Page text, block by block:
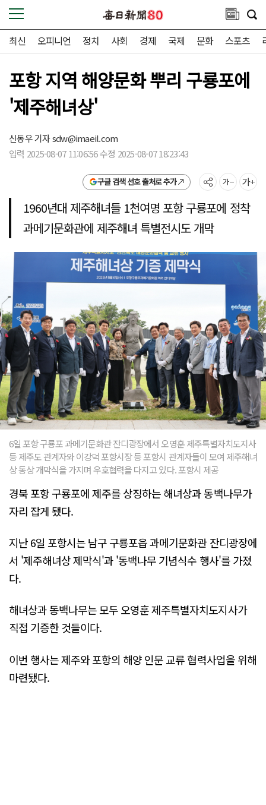
최신 오피니언 정치 사회 경제 국제 문화 스포츠
포항 지역 해양문화 뿌리 구룡포에
'제주해녀상'
신동우 기자sdw@imaeil.com
입력 2025-08-07 11:06:56 수정 2025-08-07 18:23:43
구글 검색 선호 출처로 추가
1960년대 제주해녀들 1천여명 포항 구룡포에 정착
과메기문화관에 제주해녀 특별전시도 개막
6일 포항 구룡포 과메기문화관 잔디광장에서 오영훈 제주특별자치도지사
등 제주도 관계자와 이강덕 포항시장 등 포항시 관계자들이 모여 제주해녀
상 동상 개막식을 가지며 우호협력을 다지고 있다. 포항시 제공
경북 포항 구룡포에 제주를 상징하는 해녀상과 동백나무가
자리 잡게 됐다.
지난 6일 포항시는 남구 구룡포읍 과메기문화관 잔디광장에
서 '제주해녀상 제막식'과 '동백나무 기념식수 행사'를 가졌
다.
해녀상과 동백나무는 모두 오영훈 제주특별자치도지사가
직접 기증한 것들이다.
이번 행사는 제주와 포항의 해양 인문 교류 협력사업을 위해
마련됐다.